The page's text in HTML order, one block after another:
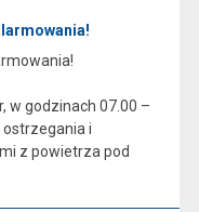
w godzinach 07.00 –
ostrzegania i
z powietrza pod